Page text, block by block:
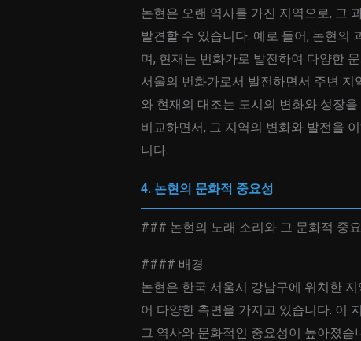
논현은 오랜 역사를 가진 지역으로, 그
발견할 수 있습니다. 예로 들어, 논현의
며, 현재는 번화가로 발전하여 다양한
서울의 번화가로서 발전하면서 주변
와 현재의 대조는 도시의 변화와 성장
비교하면서, 그 지역의 변화와 발전을
니다.
4. 논현의 문화적 중요성
### 논현의 노래 소리와 그 문화적 중
#### 배경
논현은 한국 서울시 강남구에 위치한
어 다양한 측면을 가지고 있습니다. 이
그 역사와 문화적인 중요성이 높아졌